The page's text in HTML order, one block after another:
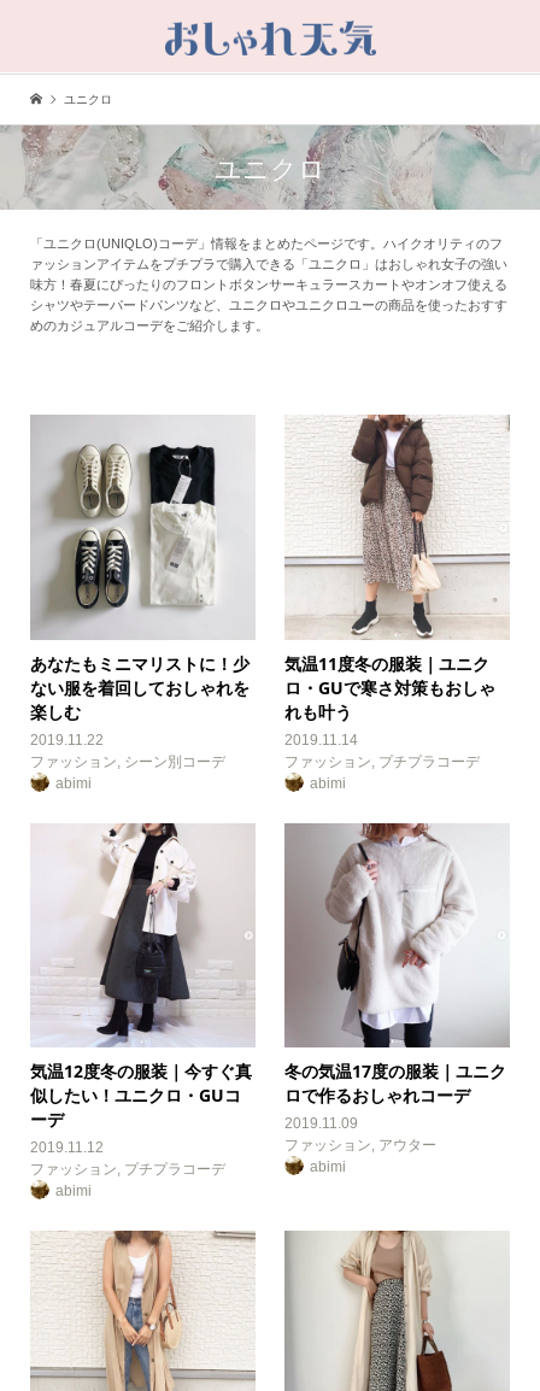
ユニクロ
ユニクロ
「ユニクロ(UNIQLO)コーデ」情報をまとめたページです。ハイクオリティのフ
ァッションアイテムをプチプラで購入できる「ユニクロ」はおしゃれ女子の強い
味方！春夏にぴったりのフロントボタンサーキュラースカートやオンオフ使える
シャツやテーパードパンツなど、ユニクロやユニクロユーの商品を使ったおすす
めのカジュアルコーデをご紹介します。
あなたもミニマリストに！少
ない服を着回しておしゃれを
楽しむ
2019.11.22
ファッション シーン別コーデ
abimi
気温11度冬の服装｜ユニク
ロ・GUで寒さ対策もおしゃ
れも叶う
2019.11.14
ファッション プチプラコーデ
abimi
気温12度冬の服装｜今すぐ真
似したい！ユニクロ・GUコ
ーデ
2019.11.12
ファッション, プチプラコーデ
abimi
冬の気温17度の服装｜ユニク
ロで作るおしゃれコーデ
2019.11.09
ファッション, アウター
abimi